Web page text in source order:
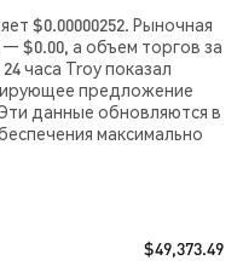
$0.00000252. Рыночная
$0.00, а объем торгов за
часа Troy показал
предложение
данные обновляются в
максимально
$49,373.49